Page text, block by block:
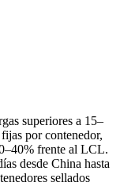
superiores a 15–
por contenedor,
frente al LCL.
desde China hasta
sellados